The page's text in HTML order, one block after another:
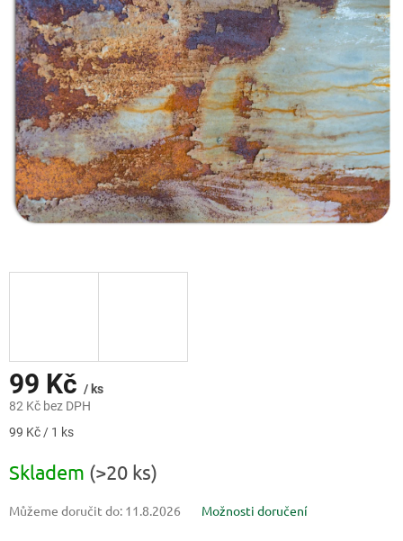
hvězdiček.
99 Kč / ks
82 Kč bez DPH
Měrná
99 Kč / 1 ks
Skladem (>20 ks)
Můžeme doručit do: 11.8.2026 Možnosti doručení